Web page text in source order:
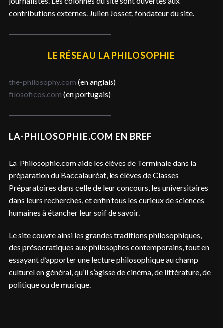
contributions externes. Julien Josset, fondateur du site.
LE RÉSEAU LA PHILOSOPHIE
the-philosophy.com (en anglais)
filosoficos.com (en portugais)
LA-PHILOSOPHIE.COM EN BREF
La-Philosophie.com aide les élèves de Terminale dans la
préparation du Baccalauréat, les élèves de Classes
Préparatoires dans celle de leur concours, les universitaires
dans leurs recherches, et enfin tous les curieux de sciences
humaines à étancher leur soif de savoir.
Le site couvre ainsi les grandes traditions philosophiques,
des présocratiques aux philosophes contemporains, tout en
essayant d’apporter une lecture philosophique au champ
culturel en général, qu’il s’agisse de cinéma, de littérature, de
politique ou de musique.